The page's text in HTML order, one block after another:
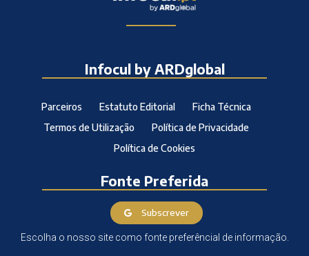
Infocul by ARDglobal
Parceiros Estatuto Editorial
Ficha Técnica
Termos de Utilização
Política de Privacidade
Política de Cookies
Fonte Preferida
Subscrever
Escolha o nosso site como fonte preferêncial de informação.